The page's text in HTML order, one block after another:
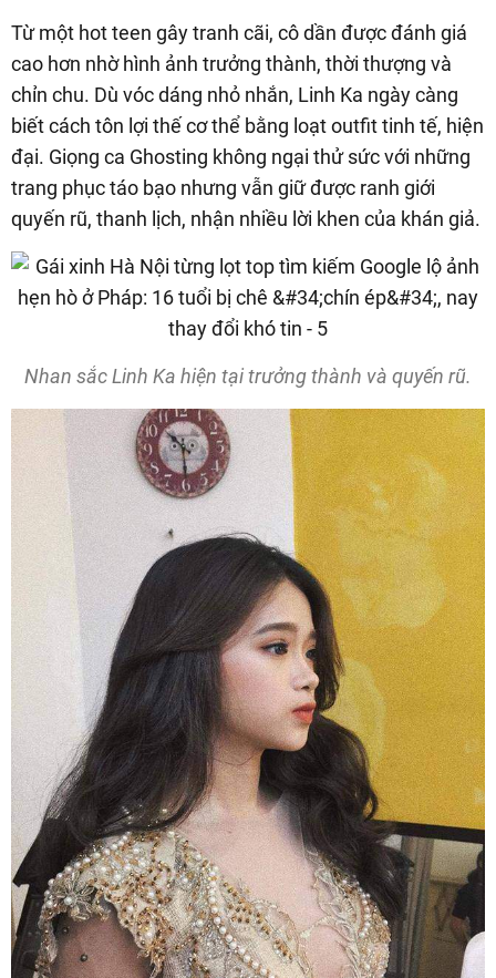
Từ một hot teen gây tranh cãi, cô dần được đánh giá
cao hơn nhờ hình ảnh trưởng thành, thời thượng và
chỉn chu. Dù vóc dáng nhỏ nhắn, Linh Ka ngày càng
biết cách tôn lợi thế cơ thể bằng loạt outfit tinh tế, hiện
đại. Giọng ca Ghosting không ngại thử sức với những
trang phục táo bạo nhưng vẫn giữ được ranh giới
quyến rũ, thanh lịch, nhận nhiều lời khen của khán giả.
Nhan sắc Linh Ka hiện tại trưởng thành và quyến rũ.